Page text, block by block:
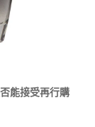
能接受再行購